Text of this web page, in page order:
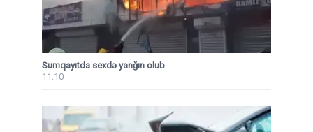
Sumqayıtda sexdə yanğın olub
11:10